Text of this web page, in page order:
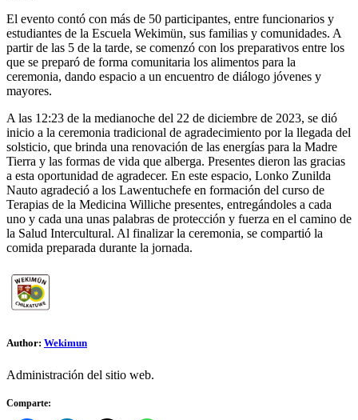
El evento contó con más de 50 participantes, entre funcionarios y
estudiantes de la Escuela Wekimün, sus familias y comunidades. A
partir de las 5 de la tarde, se comenzó con los preparativos entre los
que se preparó de forma comunitaria los alimentos para la
ceremonia, dando espacio a un encuentro de diálogo jóvenes y
mayores.
A las 12:23 de la medianoche del 22 de diciembre de 2023, se dió
inicio a la ceremonia tradicional de agradecimiento por la llegada del
solsticio, que brinda una renovación de las energías para la Madre
Tierra y las formas de vida que alberga. Presentes dieron las gracias
a esta oportunidad de agradecer. En este espacio, Lonko Zunilda
Nauto agradeció a los Lawentuchefe en formación del curso de
Terapias de la Medicina Williche presentes, entregándoles a cada
uno y cada una unas palabras de protección y fuerza en el camino de
la Salud Intercultural. Al finalizar la ceremonia, se compartió la
comida preparada durante la jornada.
Author: Wekimun
Administración del sitio web.
Comparte: